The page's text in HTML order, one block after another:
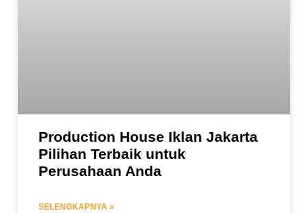
Production House Iklan Jakarta
Pilihan Terbaik untuk
Perusahaan Anda
SELENGKAPNYA »